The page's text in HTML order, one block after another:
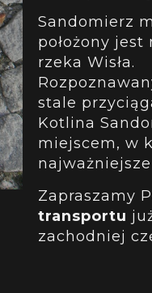
Sandomierz
położony jest
rzeka Wisła.
stale
Kotlina
miejscem, w
Zapraszamy
transportu
zachodniej